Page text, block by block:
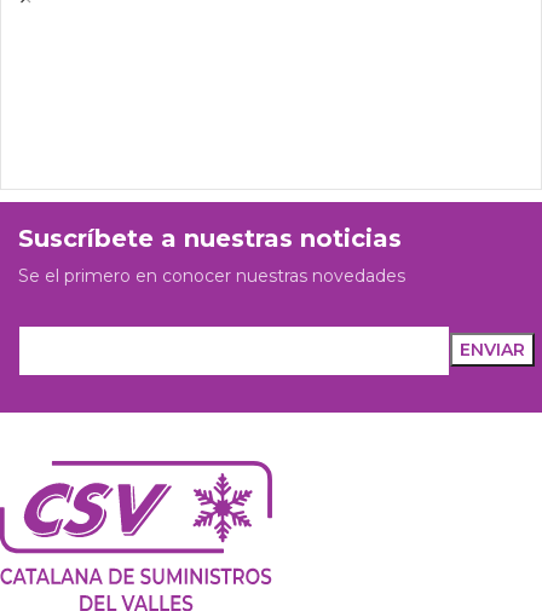
Suscríbete a nuestras noticias
Se el primero en conocer nuestras novedades